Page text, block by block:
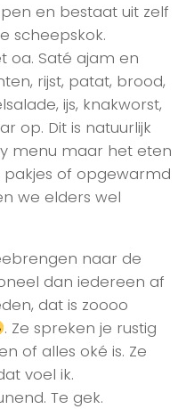
en bestaat uit zelf
scheepskok.
oa. Saté ajam en
rijst, patat, brood,
ijs, knakworst,
op. Dit is natuurlijk
menu maar het eten
pakjes of opgewarmd
we elders wel
naar de
dan iedereen af
dat is zoooo
. Ze spreken je rustig
of alles oké is. Ze
voel ik.
Te gek.